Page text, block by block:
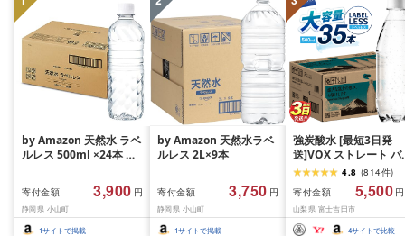
by Amazon 天然水 ラベ
ルレス 500ml ×24本 富
ム含有 水 ミネラルウォ
ーター ペットボトル 静
岡県産 500ミリリットル
(Smart Basic)
寄付金額 3,900 円
静岡県 小山町
1サイトで掲載
by Amazon 天然水ラベ
ルレス 2L×9本
寄付金額 3,750 円
静岡県 小山町
1サイトで掲載
強炭酸水 [最短3日発
送]VOX ストレート バ
ジウム 強炭酸水 35本
500ml ラベルレス[富
吉田市限定カートン]
酸
4.8 (814件)
寄付金額
5,500
山梨県 富士吉田市
4サイトで比較